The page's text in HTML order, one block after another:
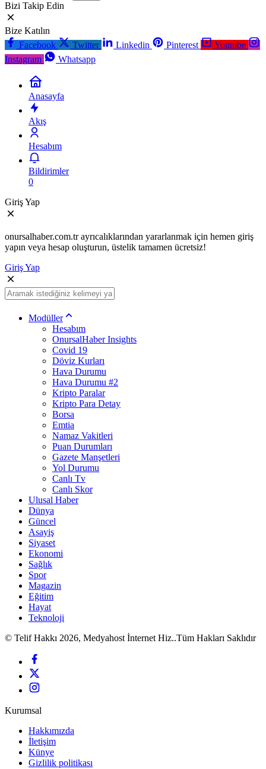
Bizi Takip Edin
Bize Katılın
Facebook
Twitter Linkedin Pinterest
Youtube
Instagram
Whatsapp
Anasayfa
Akış
Hesabım
Bildirimler
0
Giriş Yap
onursalhaber.com.tr ayrıcalıklarından yararlanmak için hemen giriş
yapın veya hesap oluşturun, üstelik tamamen ücretsiz!
Giriş Yap
Modüller
Hesabım
OnursalHaber Insights
Covid 19
Döviz Kurları
Hava Durumu
Hava Durumu #2
Kripto Paralar
Kripto Para Detay
Borsa
Emtia
Namaz Vakitleri
Puan Durumları
Gazete Manşetleri
Yol Durumu
Canlı Tv
Canlı Skor
Ulusal Haber
Dünya
Güncel
Asayiş
Siyaset
Ekonomi
Sağlık
Spor
Magazin
Eğitim
Hayat
Teknoloji
© Telif Hakkı 2026, Medyahost İnternet Hiz..Tüm Hakları Saklıdır
Kurumsal
Hakkımızda
İletişim
Künye
Gizlilik politikası